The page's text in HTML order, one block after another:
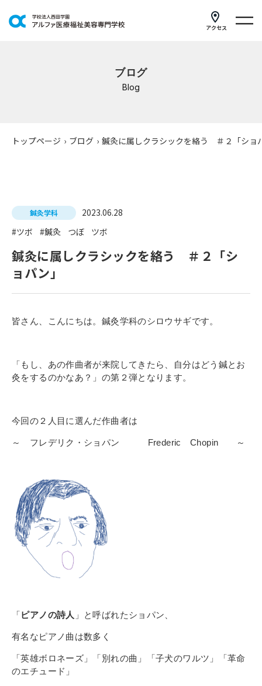
アクセス
研修・講座
寄付金のご案内
卒業生の皆さまへ
コラム
お問い合わせ
インターネット出願
教職員採用情報
その他
個人情報の取り扱いについて
TEL：042-729-1026 (平日8時30分〜17時30分)
ブログ
Blog
トップページ › ブログ › 鍼灸に属しクラシックを絡う ＃２「ショ
鍼灸学科
2023.06.28
#ツボ
#鍼灸 つぼ ツボ
鍼灸に属しクラシックを絡う ＃２「シ
ョパン」
皆さん、こんにちは。鍼灸学科のシロウサギです。
「もし、あの作曲者が来院してきたら、自分はどう鍼とお
灸をするのかなあ？」 の第２弾となります。
今回の２人目に選んだ作曲者は
～ フレデリク・ショパン Frederic Chopin ～
「ピアノの詩人 」と呼ばれたショパン、
有名なピアノ曲は数多く
「英雄ボロネーズ」 「別れの曲」 「子犬のワルツ」
「革命
のエチュード」